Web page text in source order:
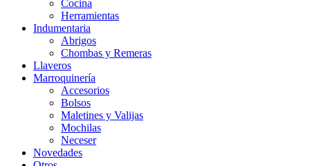
Cocina
Herramientas
Indumentaria
Abrigos
Chombas y Remeras
Llaveros
Marroquinería
Accesorios
Bolsos
Maletines y Valijas
Mochilas
Neceser
Novedades